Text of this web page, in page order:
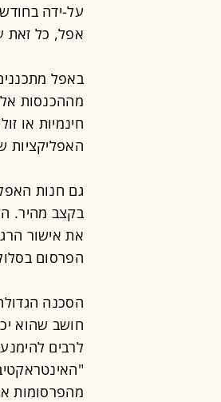
אפל, כל זאת
מההכנסות
חינמיות או
האפליקציות
גם חנות
בקצב מהיר.
הפרסום
הסכנה
חושב שהוא
לרבים
מהפרסומות